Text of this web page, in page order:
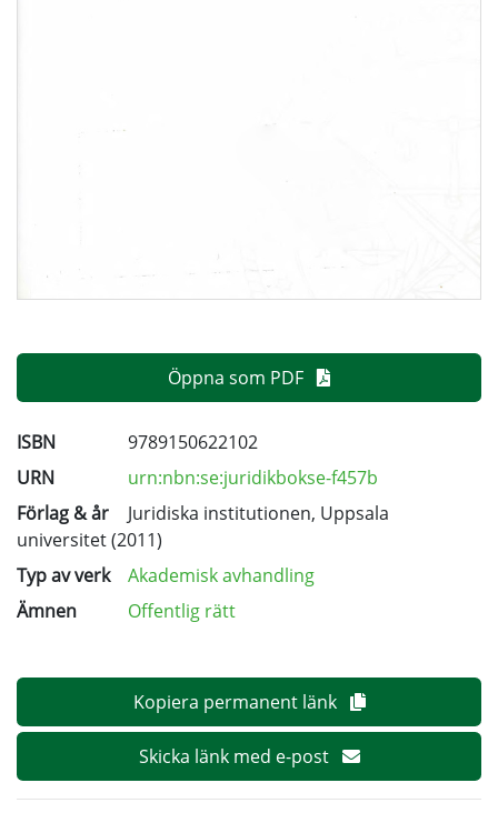
Öppna som PDF
ISBN
9789150622102
URN
urn:nbn:se:juridikbokse-f457b
Förlag & år
Juridiska institutionen, Uppsala
universitet (2011)
Typ av verk
Akademisk avhandling
Ämnen
Offentlig rätt
Kopiera permanent länk
Skicka länk med e-post